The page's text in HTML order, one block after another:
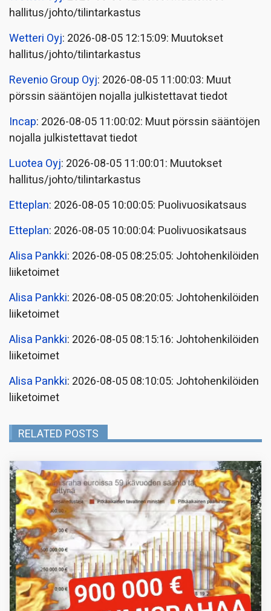
hallitus/johto/tilintarkastus
Wetteri Oyj: 2026-08-05 12:15:09: Muutokset
hallitus/johto/tilintarkastus
Revenio Group Oyj: 2026-08-05 11:00:03: Muut
pörssin sääntöjen nojalla julkistettavat tiedot
Incap: 2026-08-05 11:00:02: Muut pörssin sääntöjen
nojalla julkistettavat tiedot
Luotea Oyj: 2026-08-05 11:00:01: Muutokset
hallitus/johto/tilintarkastus
Etteplan: 2026-08-05 10:00:05: Puolivuosikatsaus
Etteplan: 2026-08-05 10:00:04: Puolivuosikatsaus
Alisa Pankki: 2026-08-05 08:25:05: Johtohenkilöiden
liiketoimet
Alisa Pankki: 2026-08-05 08:20:05: Johtohenkilöiden
liiketoimet
Alisa Pankki: 2026-08-05 08:15:16: Johtohenkilöiden
liiketoimet
Alisa Pankki: 2026-08-05 08:10:05: Johtohenkilöiden
liiketoimet
RELATED POSTS